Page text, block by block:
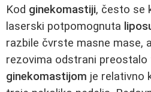
Kod ginekomastiji, često se
laserski potpomognuta
razbile čvrste masne mase,
rezovima odstrani preostalo
ginekomastijom je relativno